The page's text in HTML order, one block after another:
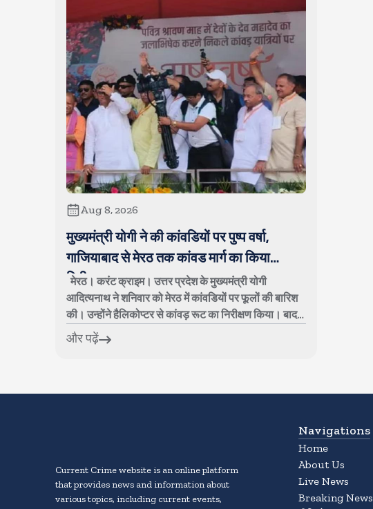
Aug 8, 2026
मुख्यमंत्री योगी ने की कांवडियों पर पुष्प वर्षा,
गाजियाबाद से मेरठ तक कांवड मार्ग का किया
निरीक्षण
मेरठ। करंट क्राइम। उत्तर प्रदेश के मुख्यमंत्री योगी
आदित्यनाथ ने शनिवार को मेरठ में कांवडियों पर फूलों की बारिश
की। उन्होंने हैलिकोप्टर से कांवड़ रूट का निरीक्षण किया। बाद में
कांवड़ मार्ग पर बनाए गए ...
और पढ़ें
Current Crime website is an online platform
that provides news and information about
various topics, including current events,
Navigations
Home
About Us
Live News
Breaking News